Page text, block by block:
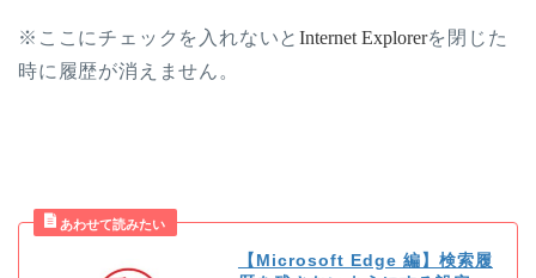
※ここにチェックを入れないとInternet Explorerを閉じた
時に履歴が消えません。
【Microsoft Edge 編】検索履